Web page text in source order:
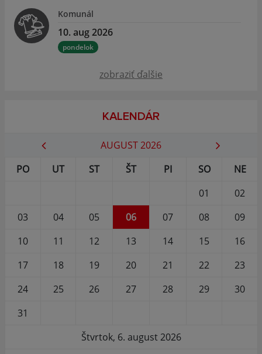
Komunál
10. aug 2026
pondelok
zobraziť ďalšie
KALENDÁR
AUGUST 2026
PO
UT ST ŠT PI SO
NE
01
02
03
04 05 06 07 08
09
10
11 12 13 14 15
16
17
18 19 20 21 22
23
24
25 26 27 28 29
30
31
Štvrtok, 6. august 2026